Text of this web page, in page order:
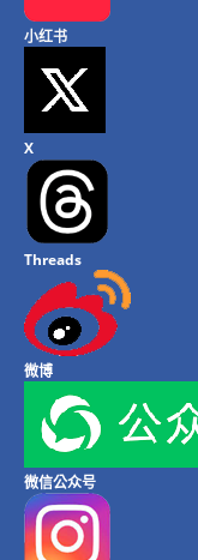
小红书
X
Threads
微博
微信公众号